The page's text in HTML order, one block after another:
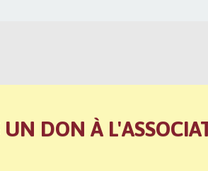
DON À